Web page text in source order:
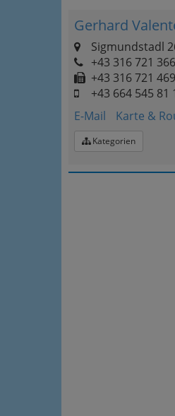
Gerhard
Sigmundstadl
+43 316 721 366
+43 316 721 469
+43 664 545 81
E-Mail
Karte &
Kategorien